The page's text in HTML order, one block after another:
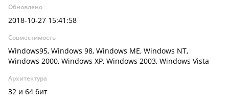
Обновлено
2018-10-27 15:41:58
Совместимость
Windows95, Windows 98, Windows ME, Windows NT,
Windows 2000, Windows XP, Windows 2003, Windows Vista
Архитектура
32 и 64 бит